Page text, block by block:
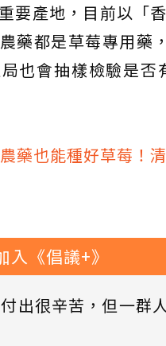
要產地，目前以「
藥都是草莓專用藥
也會抽樣檢驗是
藥也能種好草莓！
《倡議+》
付出很辛苦，但一